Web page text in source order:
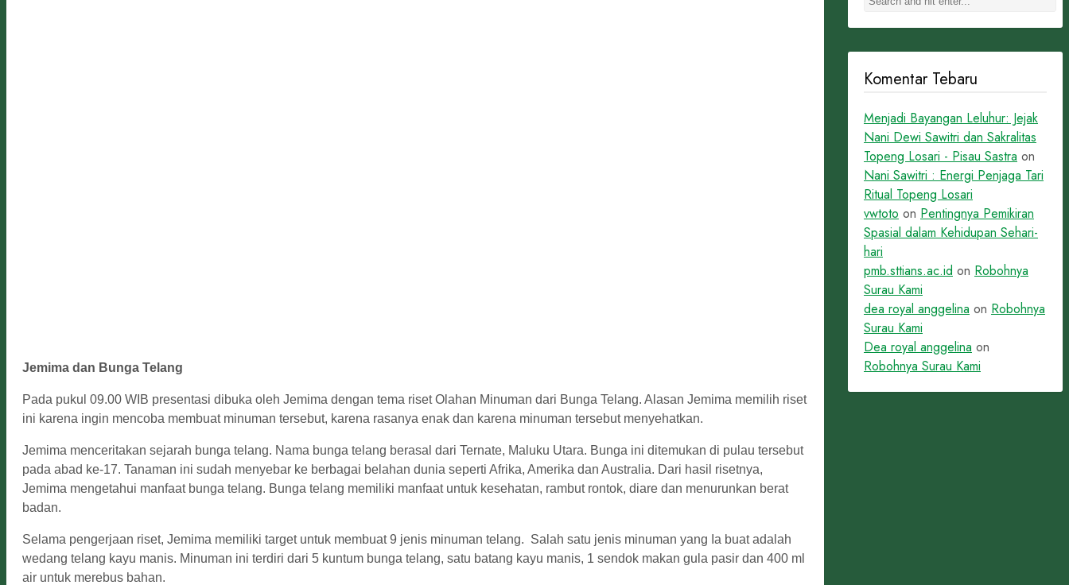
Jemima dan Bunga Telang
Pada pukul 09.00 WIB presentasi dibuka oleh Jemima dengan tema riset Olahan Minuman dari Bunga Telang. Alasan Jemima memilih riset
ini karena ingin mencoba membuat minuman tersebut, karena rasanya enak dan karena minuman tersebut menyehatkan.
Jemima menceritakan sejarah bunga telang. Nama bunga telang berasal dari Ternate, Maluku Utara. Bunga ini ditemukan di pulau tersebut
pada abad ke-17. Tanaman ini sudah menyebar ke berbagai belahan dunia seperti Afrika, Amerika dan Australia. Dari hasil risetnya,
Jemima mengetahui manfaat bunga telang. Bunga telang memiliki manfaat untuk kesehatan, rambut rontok, diare dan menurunkan berat
badan.
Selama pengerjaan riset, Jemima memiliki target untuk membuat 9 jenis minuman telang. Salah satu jenis minuman yang Ia buat adalah
wedang telang kayu manis. Minuman ini terdiri dari 5 kuntum bunga telang, satu batang kayu manis, 1 sendok makan gula pasir dan 400 ml
air untuk merebus bahan.
Komentar Tebaru
Menjadi Bayangan Leluhur: Jejak
Nani Dewi Sawitri dan Sakralitas
Topeng Losari - Pisau Sastra on
Nani Sawitri : Energi Penjaga Tari
Ritual Topeng Losari
vwtoto on Pentingnya Pemikiran
Spasial dalam Kehidupan Sehari-
hari
pmb.sttians.ac.id on Robohnya
Surau Kami
dea royal anggelina on Robohnya
Surau Kami
Dea royal anggelina on
Robohnya Surau Kami